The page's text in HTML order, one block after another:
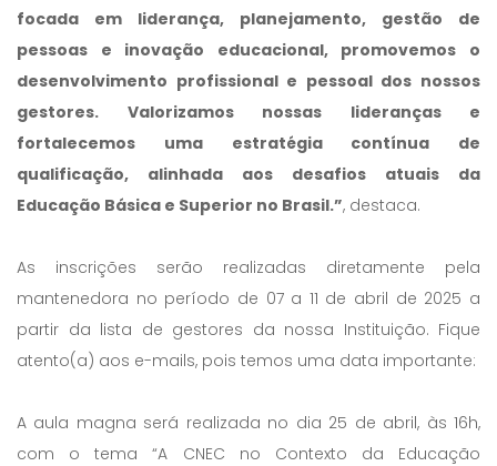
focada em liderança, planejamento, gestão de
pessoas e inovação educacional, promovemos o
desenvolvimento profissional e pessoal dos nossos
gestores. Valorizamos nossas lideranças e
fortalecemos uma estratégia contínua de
qualificação, alinhada aos desafios atuais da
Educação Básica e Superior no Brasil.”, destaca.
As inscrições serão realizadas diretamente pela
mantenedora no período de 07 a 11 de abril de 2025 a
partir da lista de gestores da nossa Instituição. Fique
atento(a) aos e-mails, pois temos uma data importante:
A aula magna será realizada no dia 25 de abril, às 16h,
com o tema “A CNEC no Contexto da Educação